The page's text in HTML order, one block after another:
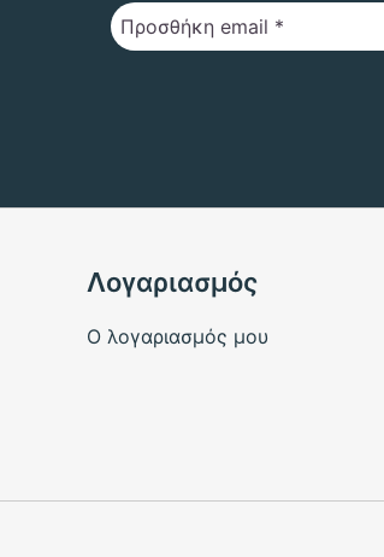
Λογαριασμός
Ο λογαριασμός μου